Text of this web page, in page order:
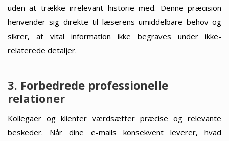
uden at trække irrelevant historie med. Denne præcision
henvender sig direkte til læserens umiddelbare behov og
sikrer, at vital information ikke begraves under ikke-
relaterede detaljer.
3. Forbedrede professionelle
relationer
Kollegaer og klienter værdsætter præcise og relevante
beskeder. Når dine e-mails konsekvent leverer, hvad